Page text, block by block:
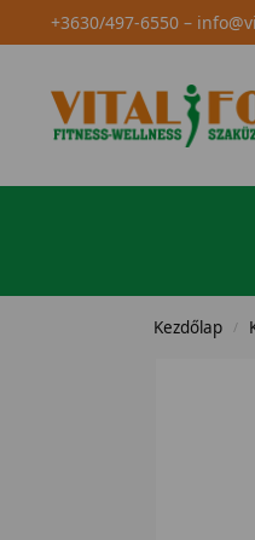
+3630/497-6550–
Kezdőlap /